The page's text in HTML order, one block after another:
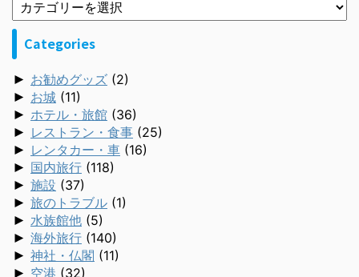
Categories
► お勧めグッズ (2)
► お城 (11)
► ホテル・旅館 (36)
► レストラン・食事 (25)
► レンタカー・車 (16)
► 国内旅行 (118)
► 施設 (37)
► 旅のトラブル (1)
► 水族館他 (5)
► 海外旅行 (140)
► 神社・仏閣 (11)
► 空港 (32)